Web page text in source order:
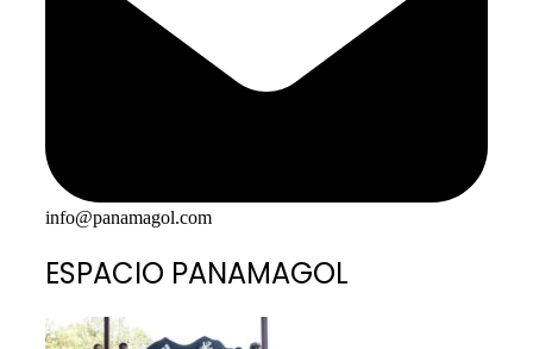
info@panamagol.com
ESPACIO PANAMAGOL